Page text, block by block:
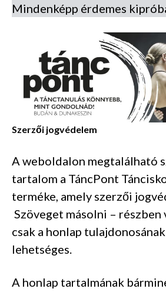
Mindenképp érdemes
Szerzői jogvédelem
A weboldalon megtalálható
tartalom a TáncPont
terméke, amely szerzői
Szöveget másolni – részben
csak a honlap
lehetséges.
A honlap tartalmának